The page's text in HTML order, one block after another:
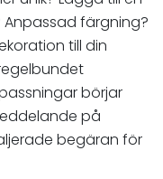
färgning?
till din
börjar
på
begäran för